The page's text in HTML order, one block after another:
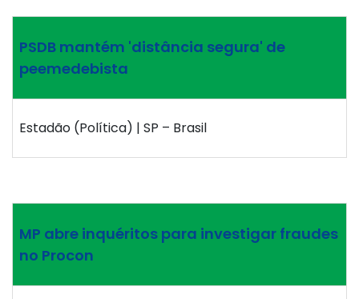
PSDB mantém 'distância segura' de
peemedebista
Estadão (Política) | SP – Brasil
MP abre inquéritos para investigar fraudes
no Procon